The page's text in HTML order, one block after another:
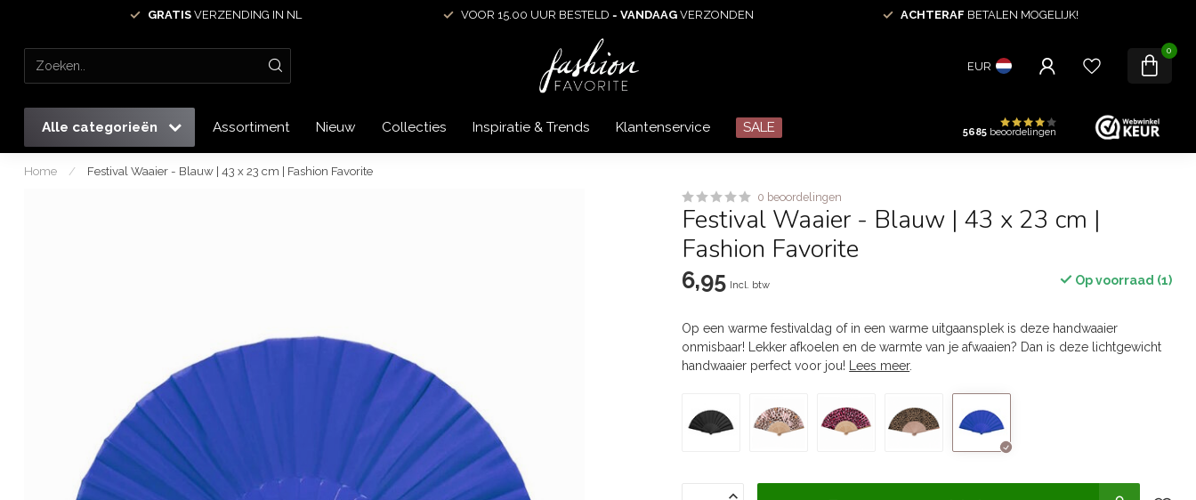
GRATISVERZENDING IN NL VOOR 15.00 UUR BESTELD = VANDAAG VERZONDEN ACHTERAF BETALEN MOGELIJK!
EUR
0
Alle categorieën Assortiment Nieuw Collecties Inspiratie & Trends Klantenservice SALE 5685 beoordelingen
Home / Festival Waaier - Blauw | 43 x 23 cm | Fashion Favorite
0 beoordelingen
Festival Waaier - Blauw | 43 x 23 cm |
Fashion Favorite
6,95 Incl. btw Op voorraad (1)
Op een warme festivaldag of in een warme uitgaansplek is deze handwaaier
onmisbaar! Lekker afkoelen en de warmte van je afwaaien? Dan is deze lichtgewicht
handwaaier perfect voor jou!
Lees meer.